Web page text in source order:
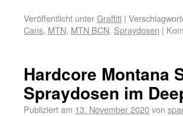
Veröffentlicht unterGraffiti |
Cans, MTN, MTN BCN, Spraydosen |
Hardcore Montana
Spraydosen im
Publiziert am 13. November 2020von